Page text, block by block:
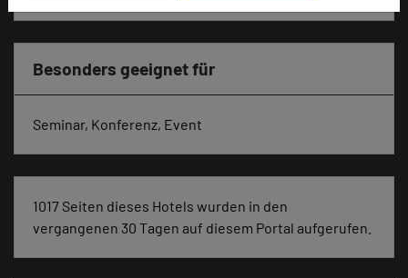
Besonders geeignet für
Seminar, Konferenz, Event
1017 Seiten dieses Hotels wurden in den
vergangenen 30 Tagen auf diesem Portal aufgerufen.